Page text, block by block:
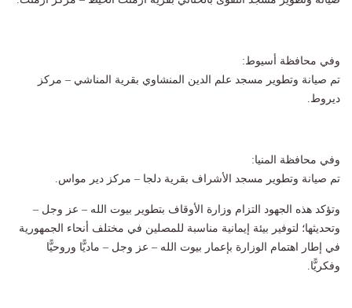
وفي محافظة أسيوط:
تم صيانة وتطوير مسجد علم الدين المنشاوي بقرية المناشي – مركز
ديروط.
وفي محافظة المنيا:
تم صيانة وتطوير مسجد الأشراف بقرية دلجا – مركز دير مواس.
وتؤكد هذه الجهود التزام وزارة الأوقاف بتطوير بيوت الله – عز وجل –
وتحديثها؛ لتوفير بيئة إيمانية مناسبة للمصلين في مختلف أنحاء الجمهورية
في إطار اهتمام الوزارة بإعمار بيوت الله – عز وجل – ماديًّا وروحيًّا
وفكريًّا.